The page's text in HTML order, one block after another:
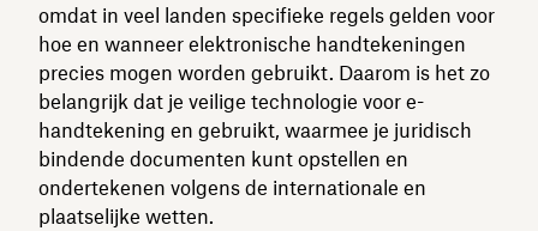
omdat in veel landen specifieke regels gelden voor
hoe en wanneer elektronische handtekeningen
precies mogen worden gebruikt. Daarom is het zo
belangrijk dat je veilige technologie voor e-
handtekening en gebruikt, waarmee je juridisch
bindende documenten kunt opstellen en
ondertekenen volgens de internationale en
plaatselijke wetten.